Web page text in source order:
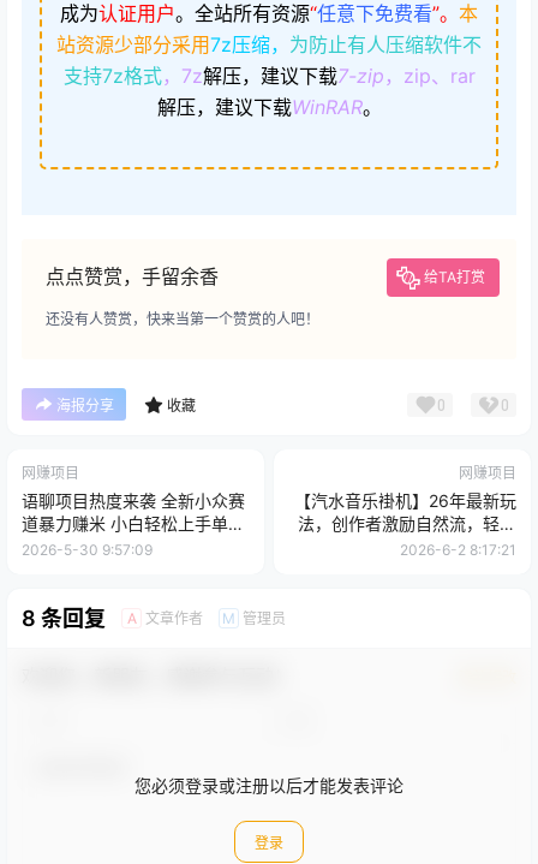
成为认证用户。 全站所有资源“任意下免费看”。 本
站资源少部分采用7z压缩， 为防止有人压缩软件不
支持7z格式，7z解压，建议下载7-zip ，zip、rar
解压，建议下载WinRAR。
点点赞赏，手留余香 给TA打赏
还没有人赞赏，快来当第一个赞赏的人吧！
海报分享 收藏 0 0
网赚项目
语聊项目热度来袭 全新小众赛
道暴力赚米 小白轻松上手单日
400+
2026-5-30 9:57:09
网赚项目
【汽水音乐褂机】26年最新玩
法，创作者激励自然流，轻松
月收5000-10000
2026-6-2 8:17:21
8 条回复 A 文章作者 M 管理员
您必须登录或注册以后才能发表评论
登录